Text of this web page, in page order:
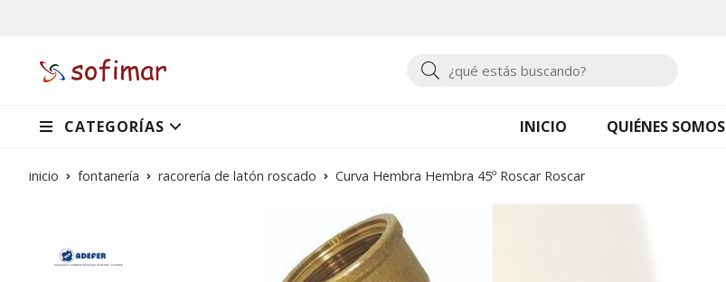
Buscar
CATEGORÍAS INICIO QUIÉNES SOMOS
inicio fontanería racorería de latón roscado Curva Hembra Hembra 45º Roscar Roscar